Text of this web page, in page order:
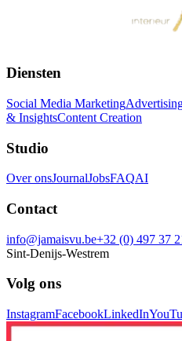
Diensten
Social Media Marketing
& InsightsContent Creation
Studio
Over onsJournalJobsFAQAI
Contact
info@jamaisvu.be+32 (0) 497 37
Sint-Denijs-Westrem
Volg ons
InstagramFacebookLinkedIn